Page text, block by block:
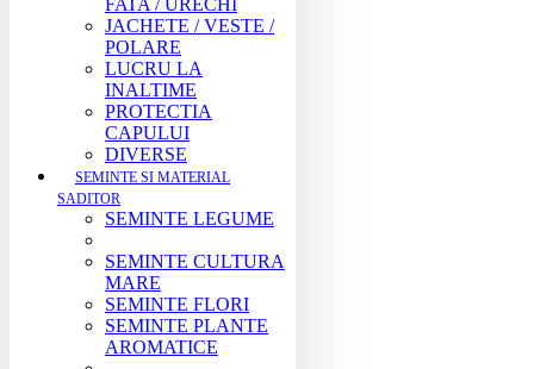
FATA / URECHI
JACHETE / VESTE /
POLARE
LUCRU LA
INALTIME
PROTECTIA
CAPULUI
DIVERSE
SEMINTE SI MATERIAL
SADITOR
SEMINTE LEGUME
SEMINTE CULTURA
MARE
SEMINTE FLORI
SEMINTE PLANTE
AROMATICE